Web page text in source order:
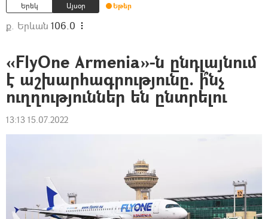
Երեկ Այսօր Եթեր
ք. Երևան 106.0
«FlyOne Armenia»-ն ընդլայնում
է աշխարհագրությունը. ի՞նչ
ուղղություններ են ընտրելու
13:13 15.07.2022